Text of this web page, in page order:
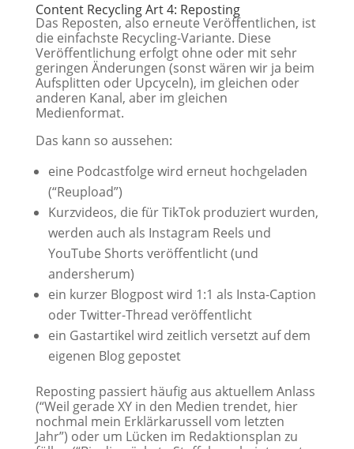
Content Recycling Art 4: Reposting
Das Reposten, also erneute Veröffentlichen, ist
die einfachste Recycling-Variante. Diese
Veröffentlichung erfolgt ohne oder mit sehr
geringen Änderungen (sonst wären wir ja beim
Aufsplitten oder Upcyceln), im gleichen oder
anderen Kanal, aber im gleichen
Medienformat.
Das kann so aussehen:
eine Podcastfolge wird erneut hochgeladen
(“Reupload”)
Kurzvideos, die für TikTok produziert wurden,
werden auch als Instagram Reels und
YouTube Shorts veröffentlicht (und
andersherum)
ein kurzer Blogpost wird 1:1 als Insta-Caption
oder Twitter-Thread veröffentlicht
ein Gastartikel wird zeitlich versetzt auf dem
eigenen Blog gepostet
Reposting passiert häufig aus aktuellem Anlass
(“Weil gerade XY in den Medien trendet, hier
nochmal mein Erklärkarussell vom letzten
Jahr”) oder um Lücken im Redaktionsplan zu